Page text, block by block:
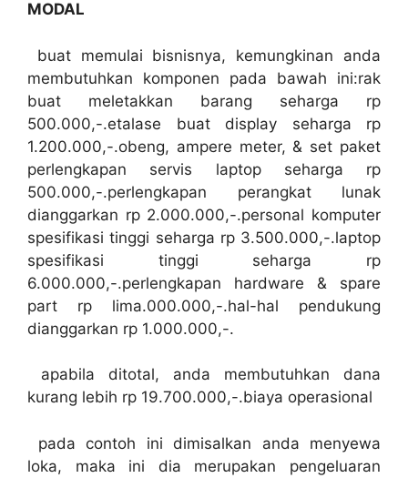
MODAL
buat memulai bisnisnya, kemungkinan anda
membutuhkan komponen pada bawah ini:rak
buat meletakkan barang seharga rp
500.000,-.etalase buat display seharga rp
1.200.000,-.obeng, ampere meter, & set paket
perlengkapan servis laptop seharga rp
500.000,-.perlengkapan perangkat lunak
dianggarkan rp 2.000.000,-.personal komputer
spesifikasi tinggi seharga rp 3.500.000,-.laptop
spesifikasi tinggi seharga rp
6.000.000,-.perlengkapan hardware & spare
part rp lima.000.000,-.hal-hal pendukung
dianggarkan rp 1.000.000,-.
apabila ditotal, anda membutuhkan dana
kurang lebih rp 19.700.000,-.biaya operasional
pada contoh ini dimisalkan anda menyewa
loka, maka ini dia merupakan pengeluaran